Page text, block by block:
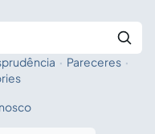
· Pareceres ·